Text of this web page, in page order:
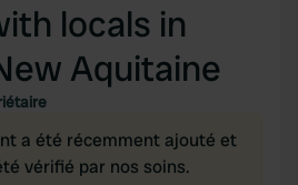
locals in
Aquitaine
a été récemment ajouté et
vérifié par nos soins.